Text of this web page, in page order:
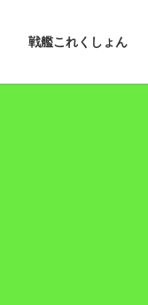
戦艦これくしょん